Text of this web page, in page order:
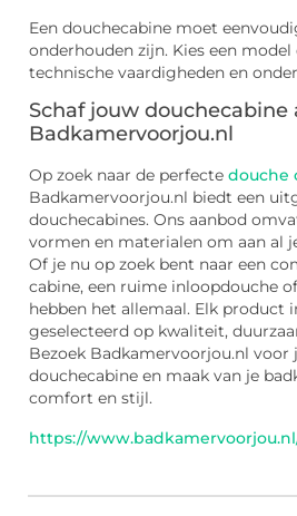
Een douchecabine moet
onderhouden zijn. Kies een
technische vaardigheden en
Schaf jouw douchecabine
Badkamervoorjou.nl
Op zoek naar de perfecte douche
Badkamervoorjou.nl biedt een
douchecabines. Ons aanbod
vormen en materialen om aan al
Of je nu op zoek bent naar een
cabine, een ruime inloopdouche
hebben het allemaal. Elk product
geselecteerd op kwaliteit,
Bezoek Badkamervoorjou.nl voor
douchecabine en maak van je
comfort en stijl.
https://